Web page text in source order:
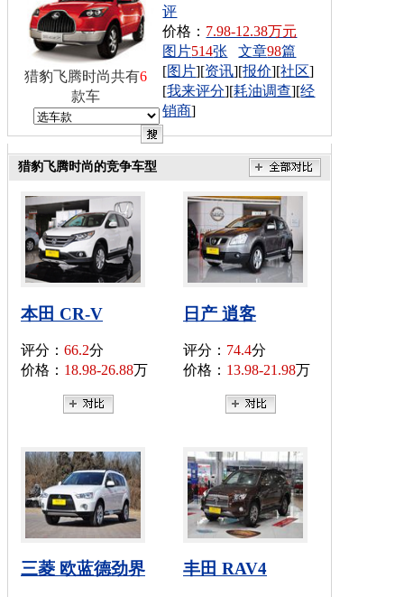
评
价格： 7.98-12.38万元
图片514张 文章98篇
[图片][资讯][报价][社区]
[我来评分][耗油调查][经
销商]
猎豹飞腾时尚共有6
款车
猎豹飞腾时尚的竞争车型
本田 CR-V
评分： 66.2分
价格： 18.98-26.88万
日产 逍客
评分： 74.4分
价格： 13.98-21.98万
三菱 欧蓝德劲界 丰田 RAV4